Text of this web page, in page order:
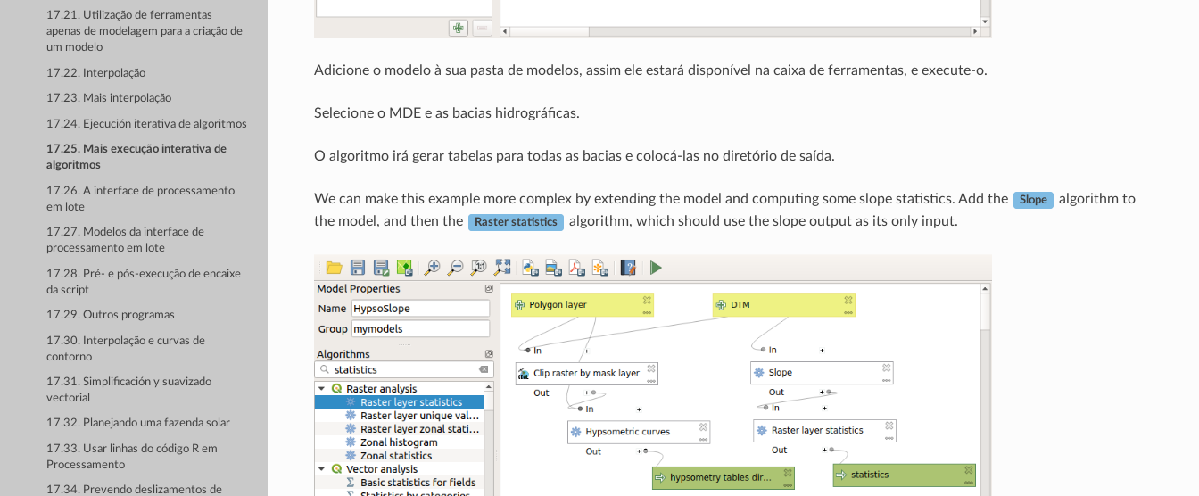
17.21. Utilização de ferramentas
apenas de modelagem para a criação de
um modelo
17.22. Interpolação
17.23. Mais interpolação
17.24. Ejecución iterativa de algoritmos
17.25. Mais execução interativa de
algoritmos
17.26. A interface de processamento
em lote
17.27. Modelos da interface de
processamento em lote
17.28. Pré- e pós-execução de encaixe
da script
17.29. Outros programas
17.30. Interpolação e curvas de
contorno
17.31. Simplificación y suavizado
vectorial
17.32. Planejando uma fazenda solar
17.33. Usar linhas do código R em
Processamento
17.34. Prevendo deslizamentos de
Adicione o modelo à sua pasta de modelos, assim ele estará disponível na caixa de ferramentas, e execute-o.
Selecione o MDE e as bacias hidrográficas.
O algoritmo irá gerar tabelas para todas as bacias e colocá-las no diretório de saída.
We can make this example more complex by extending the model and computing some slope statistics. Add the Slope
algorithm to
the model, and then the
Raster statistics algorithm, which should use the slope output as its only input.